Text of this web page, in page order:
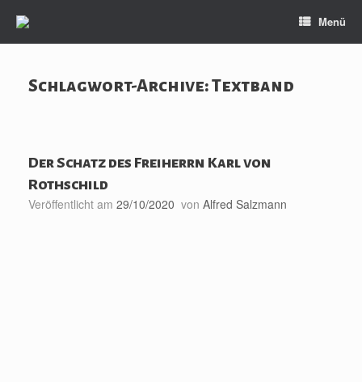
Inhalt
Menü
Schlagwort-Archive:Textband
Der Schatz des Freiherrn Karl von
Rothschild
Veröffentlicht am 29/10/2020 von Alfred Salzmann